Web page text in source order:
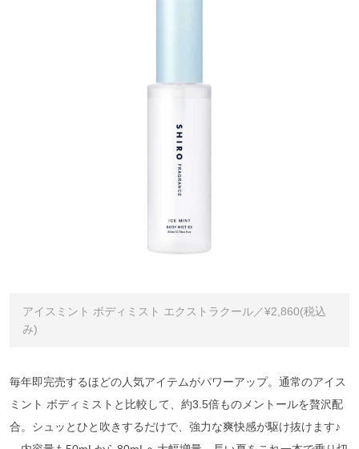
アイスミント ボディミスト エクストラクール／¥2,860(税込
み)
毎年即完売するほどの人気アイテムがパワーアップ。通常のアイス
ミント ボディミストと比較して、約3.5倍ものメントールを贅沢配
合。シュッとひと吹きするだけで、強力な爽快感が駆け抜けます♪